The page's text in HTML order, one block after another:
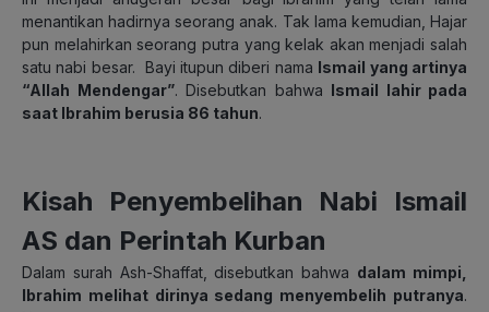
menantikan hadirnya seorang anak. Tak lama kemudian, Hajar
pun melahirkan seorang putra yang kelak akan menjadi salah
satu nabi besar. Bayi itupun diberi nama Ismail yang artinya
“Allah Mendengar”. Disebutkan bahwa Ismail lahir pada
saat Ibrahim berusia 86 tahun.
Kisah Penyembelihan Nabi Ismail
AS dan Perintah Kurban
Dalam surah Ash-Shaffat, disebutkan bahwa dalam mimpi,
Ibrahim melihat dirinya sedang menyembelih putranya.